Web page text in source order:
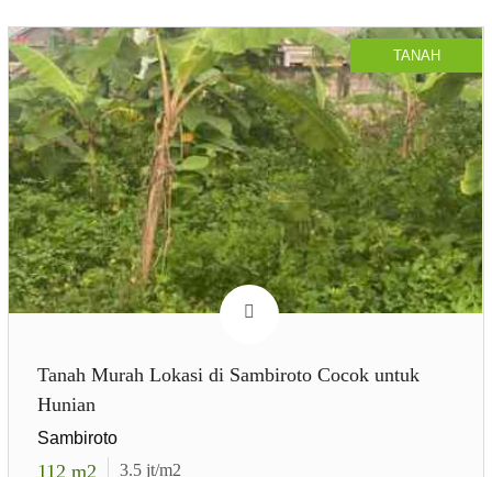
TANAH
Tanah Murah Lokasi di Sambiroto Cocok untuk
Hunian
Sambiroto
112 m2 3.5 jt/m2